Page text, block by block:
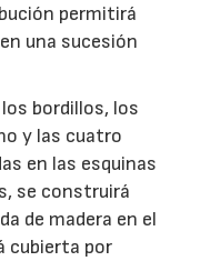
permitirá
una sucesión
bordillos, los
y las cuatro
en las esquinas
se construirá
de madera en el
cubierta por